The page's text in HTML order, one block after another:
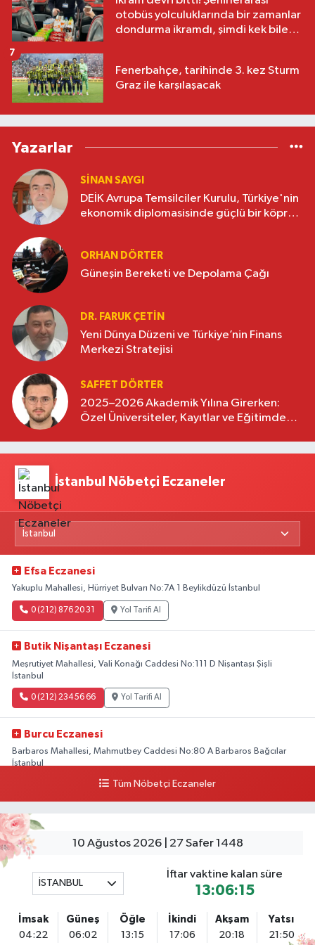
otobüs yolculuklarında bir zamanlar
dondurma ikramdı, şimdi kek bile
Fenerbahçe, tarihinde 3. kez Sturm
Graz ile karşılaşacak
7
Yazarlar
SINAN SAYGI
DEİK Avrupa Temsilciler Kurulu, Türkiye'nin
ekonomik diplomasisinde güçlü bir köprü
ORHAN DÖRTER
Güneşin Bereketi ve Depolama Çağı
DR. FARUK ÇETİN
Yeni Dünya Düzeni ve Türkiye’nin Finans
Merkezi Stratejisi
SAFFET DÖRTER
2025–2026 Akademik Yılına Girerken:
Özel Üniversiteler, Kayıtlar ve Eğitimde
İstanbul Nöbetçi Eczaneler
Efsa Eczanesi
Yakuplu Mahallesi, Hürriyet Bulvarı No:7A 1 Beylikdüzü İstanbul
0 (212) 876 20 31 Yol Tarifi Al
Butik Nişantaşı Eczanesi
Meşrutiyet Mahallesi, Vali Konağı Caddesi No:111 D Nişantaşı Şişli
İstanbul
0 (212) 234 56 66 Yol Tarifi Al
Burcu Eczanesi
Barbaros Mahallesi, Mahmutbey Caddesi No:80 A Barbaros Bağcılar
İstanbul
Yol Tarifi Al
Tuna Tillo Eczanesi
Akşemsettin Mahallesi, Akdeniz Caddesi No:12 A Fatih İstanbul
Tersane İstanbul Eczanesi
Camiikebir Mahallesi, Taşkızak Tersanesi Caddesi No:6 6B Kasımpaşa
Tüm Nöbetçi Eczaneler
10 Ağustos 2026 | 27 Safer 1448
İSTANBUL
İftar vaktine kalan süre
13:06:15
İmsak
04:22
Güneş
06:02
Öğle
13:15
İkindi
17:06
Akşam
20:18
Yatsı
21:50